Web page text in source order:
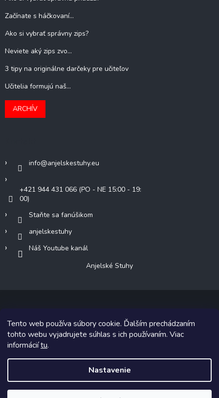
Tento web používa súbory cookie. Ďalším prechádzaním
tohto webu vyjadrujete súhlas s ich používaním. Viac
informáciítu.
Nastavenie
Začínate s háčkovaní...
Ako si vybrať správny zips?
Neviete aký zips zvo...
3 tipy na originálne darčeky pre učiteľov
Učitelia formujú naš...
ARCHÍV
info@anjelskestuhy.eu
+421 944 431 066 (PO - NE 15:00 - 19:
00)
Staňte sa fanúšikom
anjelskestuhy
Náš Youtube kanál
Anjelské Stuhy
Copyright 2026Anjelské Stuhy. Všetky práva vyhradené.
Grafický návrh vytvoril a na Shoptet implementoval
Shoptetak.cz.